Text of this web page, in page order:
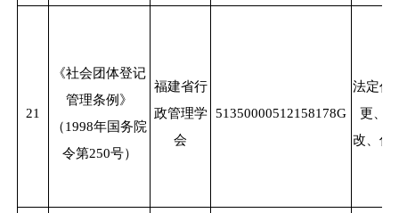
21
《社会团体登记
管理条例》
（1998年国务院
令第250号）
福建省行
政管理学
会
51350000512158178G
法定代
更、
改、住